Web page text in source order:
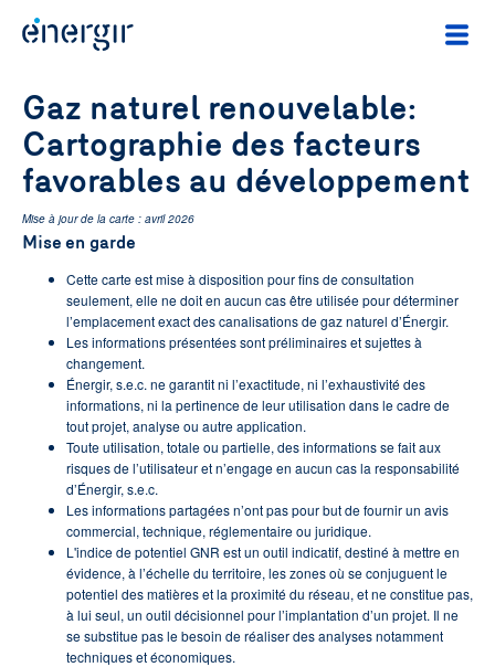
Gaz naturel renouvelable:
Cartographie des facteurs
favorables au développement
Mise à jour de la carte : avril 2026
Mise en garde
Cette carte est mise à disposition pour fins de consultation
seulement, elle ne doit en aucun cas être utilisée pour déterminer
l’emplacement exact des canalisations de gaz naturel d’Énergir.
Les informations présentées sont préliminaires et sujettes à
changement.
Énergir, s.e.c. ne garantit ni l’exactitude, ni l’exhaustivité des
informations, ni la pertinence de leur utilisation dans le cadre de
tout projet, analyse ou autre application.
Toute utilisation, totale ou partielle, des informations se fait aux
risques de l’utilisateur et n’engage en aucun cas la responsabilité
d’Énergir, s.e.c.
Les informations partagées n’ont pas pour but de fournir un avis
commercial, technique, réglementaire ou juridique.
L'indice de potentiel GNR est un outil indicatif, destiné à mettre en
évidence, à l’échelle du territoire, les zones où se conjuguent le
potentiel des matières et la proximité du réseau, et ne constitue pas,
à lui seul, un outil décisionnel pour l’implantation d’un projet. Il ne
se substitue pas le besoin de réaliser des analyses notamment
techniques et économiques.